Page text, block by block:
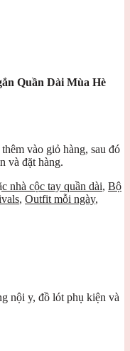
Quần Dài Mùa Hè
vào giỏ hàng, sau đó
và đặt hàng.
nhà cộc tay quần dài, Bộ
, Outfit mỗi ngày,
nội y, đồ lót phụ kiện và